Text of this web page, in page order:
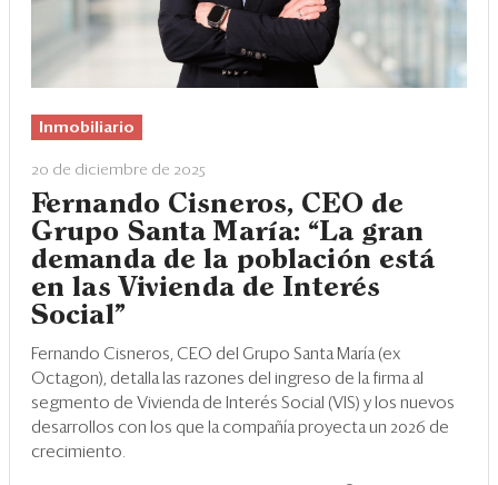
Inmobiliario
20 de diciembre de 2025
Fernando Cisneros, CEO de
Grupo Santa María: “La gran
demanda de la población está
en las Vivienda de Interés
Social”
Fernando Cisneros, CEO del Grupo Santa María (ex
Octagon), detalla las razones del ingreso de la firma al
segmento de Vivienda de Interés Social (VIS) y los nuevos
desarrollos con los que la compañía proyecta un 2026 de
crecimiento.